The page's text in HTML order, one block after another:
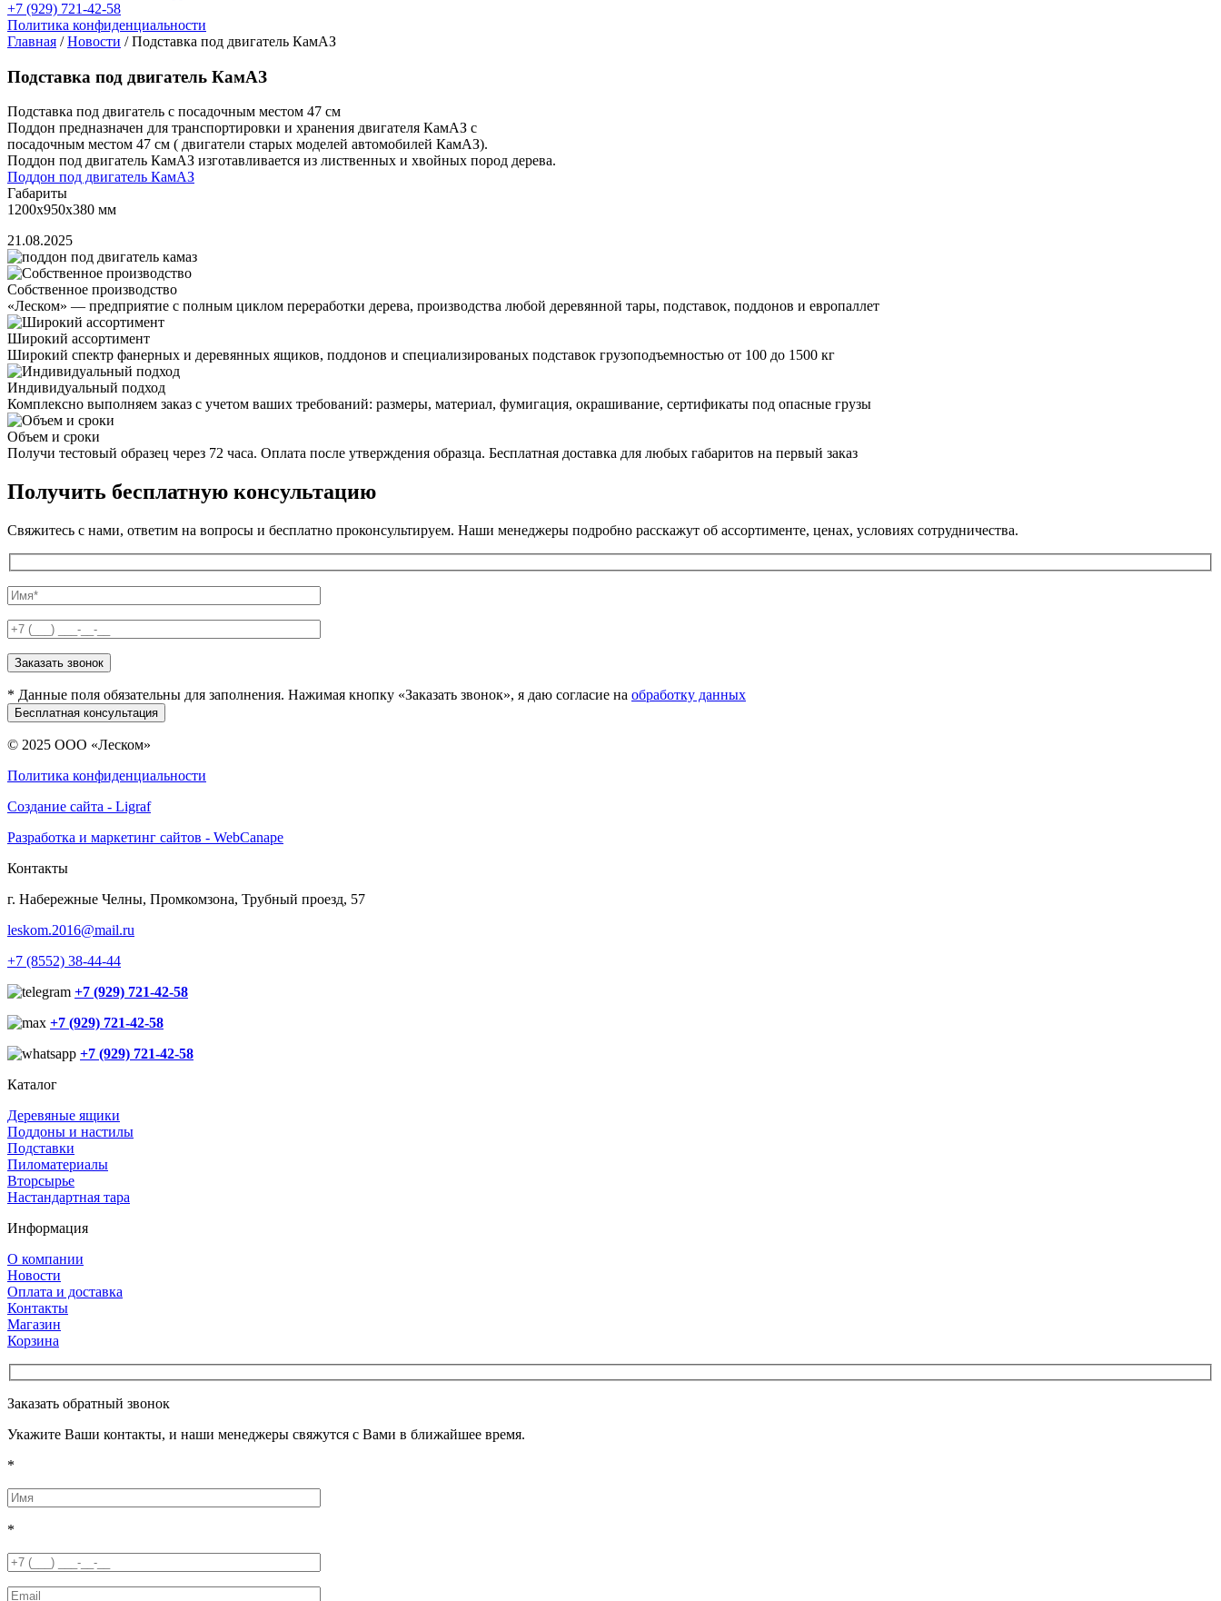
+7 (929) 721-42-58
Политика конфиденциальности
Главная /Новости /Подставка под двигатель КамАЗ
Подставка под двигатель КамАЗ
Подставка под двигатель с посадочным местом 47 см
Поддон предназначен для транспортировки и хранения двигателя КамАЗ с
посадочным местом 47 см ( двигатели старых моделей автомобилей КамАЗ).
Поддон под двигатель КамАЗ изготавливается из лиственных и хвойных пород дерева.
Поддон под двигатель КамАЗ
Габариты
1200х950х380 мм
21.08.2025
Собственное производство
«Леском» — предприятие с полным циклом переработки дерева, производства любой деревянной тары, подставок, поддонов и европаллет
Широкий ассортимент
Широкий спектр фанерных и деревянных ящиков, поддонов и специализированых подставок грузоподъемностью от 100 до 1500 кг
Индивидуальный подход
Комплексно выполняем заказ с учетом ваших требований: размеры, материал, фумигация, окрашивание, сертификаты под опасные грузы
Объем и сроки
Получи тестовый образец через 72 часа. Оплата после утверждения образца. Бесплатная доставка для любых габаритов на первый заказ
Получить бесплатную консультацию
Свяжитесь с нами, ответим на вопросы и бесплатно проконсультируем. Наши менеджеры подробно расскажут об ассортименте, ценах, условиях сотрудничества.
* Данные поля обязательны для заполнения. Нажимая кнопку «Заказать звонок», я даю согласие на обработку данных
© 2025 ООО «Леском»
Политика конфиденциальности
Создание сайта - Ligraf
Разработка и маркетинг сайтов - WebCanape
Контакты
г. Набережные Челны, Промкомзона, Трубный проезд, 57
leskom.2016@mail.ru
+7 (8552) 38-44-44
+7 (929) 721-42-58
+7 (929) 721-42-58
+7 (929) 721-42-58
Каталог
Деревяные ящики
Поддоны и настилы
Подставки
Пиломатериалы
Вторсырье
Настандартная тара
Информация
О компании
Новости
Оплата и доставка
Контакты
Магазин
Корзина
Заказать обратный звонок
Укажите Ваши контакты, и наши менеджеры свяжутся с Вами в ближайшее время.
*
*